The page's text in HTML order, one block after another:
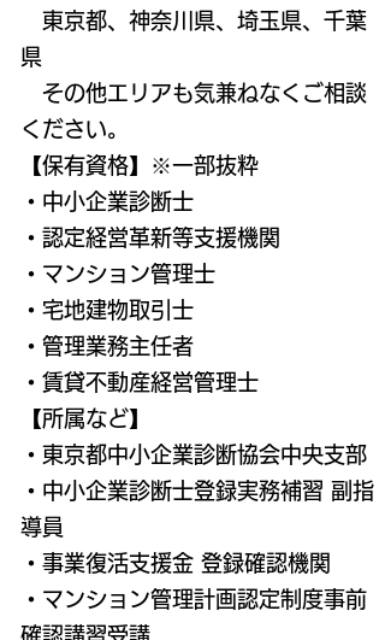
東京都、神奈川県、埼玉県、千葉
県
その他エリアも気兼ねなくご相談
ください。
【保有資格】※一部抜粋
・中小企業診断士
・認定経営革新等支援機関
・マンション管理士
・宅地建物取引士
・管理業務主任者
​・賃貸不動産経営管理士
【所属など】
・東京都中小企業診断協会中央支部
​・中小企業診断士登録実務補習 副指
導員
・事業復活支援金 登録確認機関
・マンション管理計画認定制度事前
確認講習受講